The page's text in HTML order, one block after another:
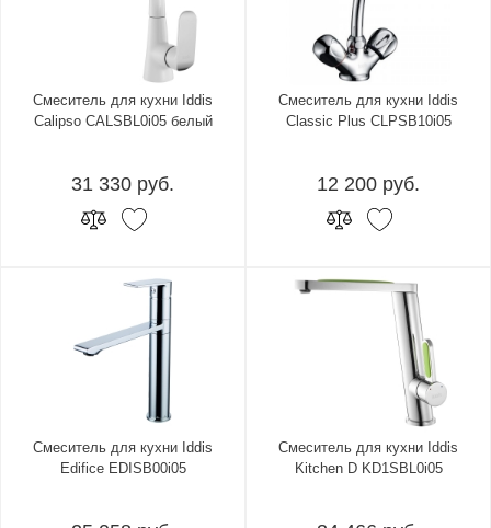
Смеситель для кухни Iddis
Calipso CALSBL0i05 белый
31 330 руб.
Смеситель для кухни Iddis
Classic Plus CLPSB10i05
12 200 руб.
Смеситель для кухни Iddis
Edifice EDISB00i05
Смеситель для кухни Iddis
Kitchen D KD1SBL0i05